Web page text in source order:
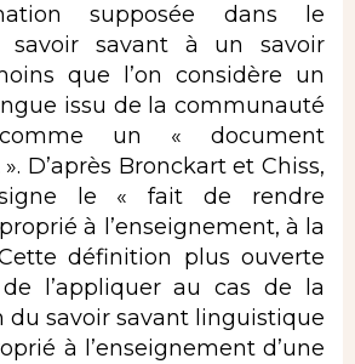
supposée dans le
savoir savant à un savoir
que l’on considère un
issu de la communauté
un « document
D’après Bronckart et Chiss,
le « fait de rendre
à l’enseignement, à la
définition plus ouverte
l’appliquer au cas de la
du savoir savant linguistique
à l’enseignement d’une